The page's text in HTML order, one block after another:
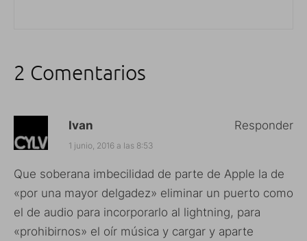
2 Comentarios
Ivan
1 junio, 2016 a las 8:53
Que soberana imbecilidad de parte de Apple la de
«por una mayor delgadez» eliminar un puerto como
el de audio para incorporarlo al lightning, para
«prohibirnos» el oír música y cargar y aparte
Responder